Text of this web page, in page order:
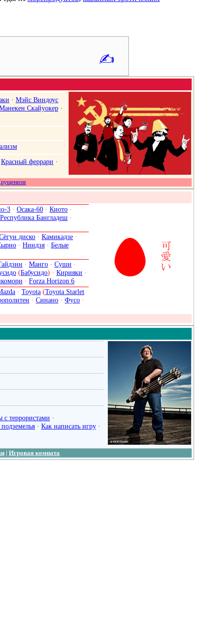
✍
· Мэйс Виндоус
Скайуокер·
Красный феррари ·
3 · Осака-60 · Киото ·
Бангладеш ·
диско · Камикадзе ·
· Ниндзя · Белые
· Манго · Суши ·
(Бабусидо) · Кирияки ·
· Forza Horizon 6
· Toyota (Toyota Starlet
· Синано · Фусо ·
с террористами ·
· Как написать игру ·
| Игровая комната